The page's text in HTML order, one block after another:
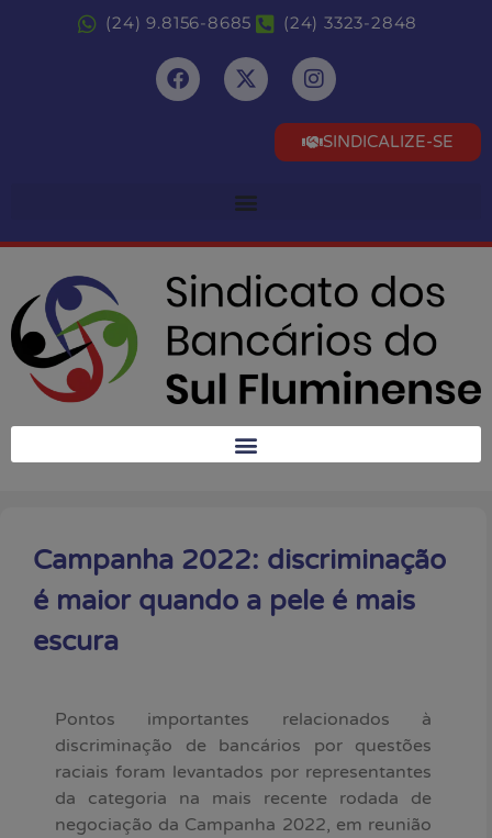
(24) 9.8156-8685 (24) 3323-2848
SINDICALIZE-SE
Campanha 2022: discriminação
é maior quando a pele é mais
escura
Pontos importantes relacionados à
discriminação de bancários por questões
raciais foram levantados por representantes
da categoria na mais recente rodada de
negociação da Campanha 2022, em reunião